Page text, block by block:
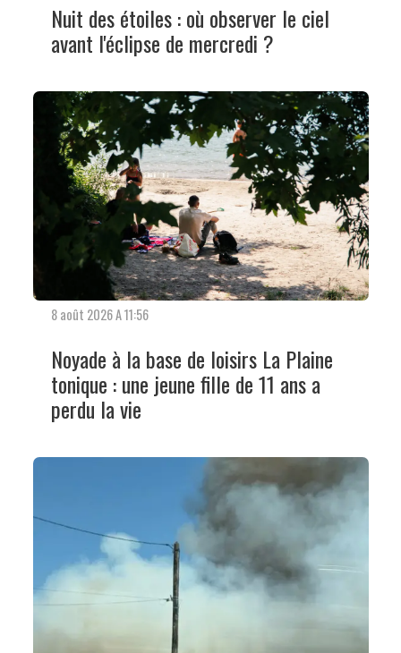
Nuit des étoiles : où observer le ciel
avant l'éclipse de mercredi ?
8 août 2026 A 11:56
Noyade à la base de loisirs La Plaine
tonique : une jeune fille de 11 ans a
perdu la vie